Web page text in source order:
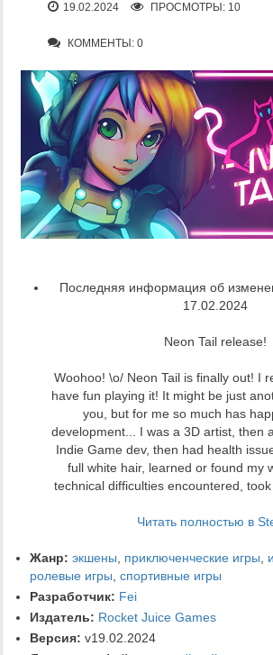
19.02.2024 ПРОСМОТРЫ: 10
КОММЕНТЫ: 0
Последняя информация об
17.02.2024
Neon Tail release!
Woohoo! \o/ Neon Tail is finally out! I
have fun playing it! It might be just
you, but for me so much has
development... I was a 3D artist, then
Indie Game dev, then had health
full white hair, learned or found my
technical difficulties encountered,
Читать полностью в
Жанр: экшены, приключенческие игры,
ролевые игры, спортивные игры
Разработчик: Fei
Издатель: Rocket Juice Games
Версия: v19.02.2024